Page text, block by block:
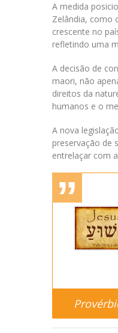
A medida
Zelândia, como
crescente no
refletindo uma
A decisão de
maori, não
direitos da
humanos e o
A nova
preservação de
entrelaçar com